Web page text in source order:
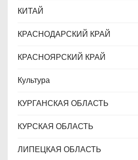
КИТАЙ
КРАСНОДАРСКИЙ КРАЙ
КРАСНОЯРСКИЙ КРАЙ
Культура
КУРГАНСКАЯ ОБЛАСТЬ
КУРСКАЯ ОБЛАСТЬ
ЛИПЕЦКАЯ ОБЛАСТЬ